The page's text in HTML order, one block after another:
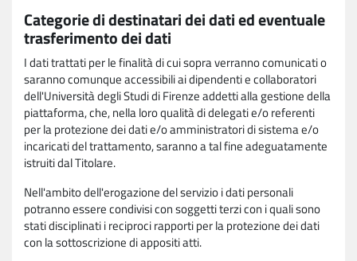
Categorie di destinatari dei dati ed eventuale
trasferimento dei dati
I dati trattati per le finalità di cui sopra verranno comunicati o
saranno comunque accessibili ai dipendenti e collaboratori
dell'Università degli Studi di Firenze addetti alla gestione della
piattaforma, che, nella loro qualità di delegati e/o referenti
per la protezione dei dati e/o amministratori di sistema e/o
incaricati del trattamento, saranno a tal fine adeguatamente
istruiti dal Titolare.
Nell'ambito dell'erogazione del servizio i dati personali
potranno essere condivisi con soggetti terzi con i quali sono
stati disciplinati i reciproci rapporti per la protezione dei dati
con la sottoscrizione di appositi atti.